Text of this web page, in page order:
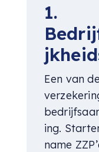
1.
Een van
ing.
name